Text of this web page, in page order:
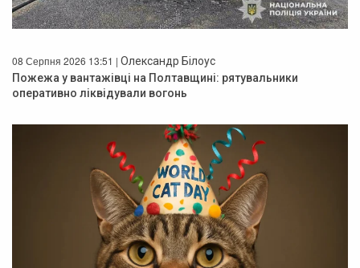
08 Серпня 2026 13:51 | Олександр Білоус
Пожежа у вантажівці на Полтавщині: рятувальники
оперативно ліквідували вогонь